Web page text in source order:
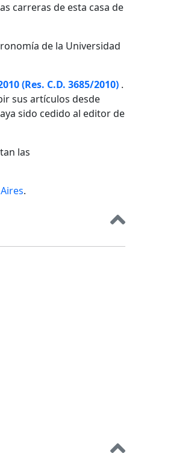
carreras de esta casa de
de la Universidad
(Res. C.D. 3685/2010) .
sus artículos desde
sido cedido al editor de
las
.